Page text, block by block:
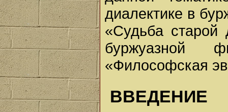
диалектике в
«Судьба
буржуазной
«Философская
ВВЕДЕНИЕ